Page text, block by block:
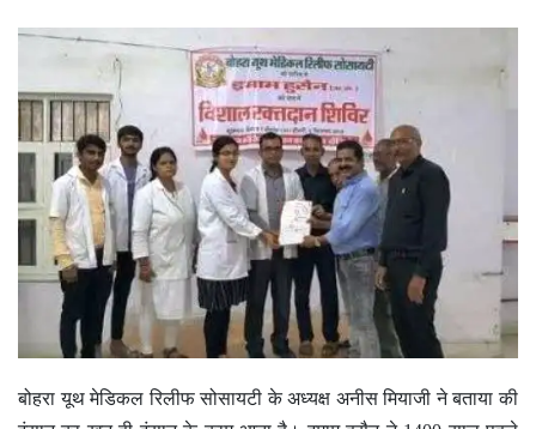
बोहरा यूथ मेडिकल रिलीफ सोसायटी के अध्यक्ष अनीस मियाजी ने बताया की